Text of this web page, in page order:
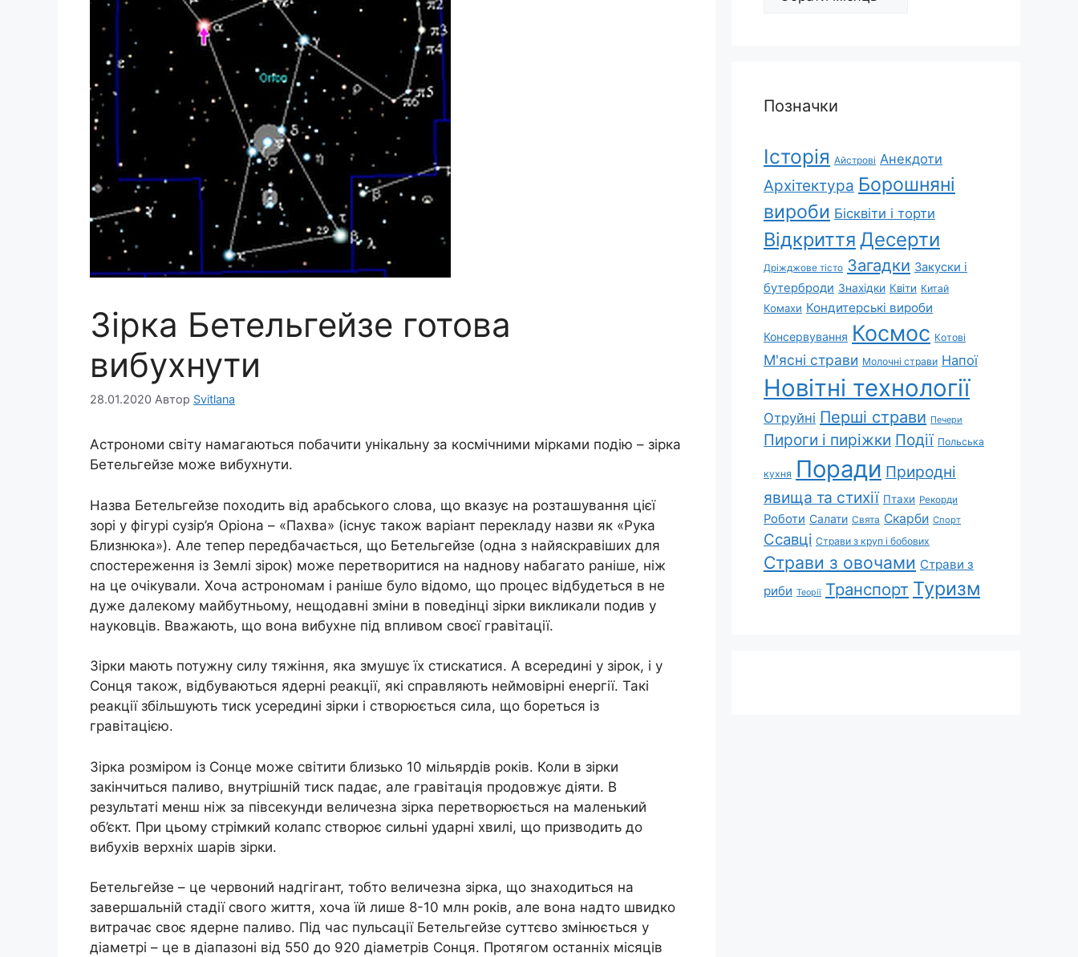
Зірка Бетельгейзе готова
вибухнути
28.01.2020 Автор Svitlana
Астрономи світу намагаються побачити унікальну за космічними мірками подію – зірка
Бетельгейзе може вибухнути.
Назва Бетельгейзе походить від арабського слова, що вказує на розташування цієї
зорі у фігурі сузір’я Оріона – «Пахва» (існує також варіант перекладу назви як «Рука
Близнюка»). Але тепер передбачається, що Бетельгейзе (одна з найяскравіших для
спостереження із Землі зірок) може перетворитися на наднову набагато раніше, ніж
на це очікували. Хоча астрономам і раніше було відомо, що процес відбудеться в не
дуже далекому майбутньому, нещодавні зміни в поведінці зірки викликали подив у
науковців. Вважають, що вона вибухне під впливом своєї гравітації.
Зірки мають потужну силу тяжіння, яка змушує їх стискатися. А всередині у зірок, і у
Сонця також, відбуваються ядерні реакції, які справляють неймовірні енергії. Такі
реакції збільшують тиск усередині зірки і створюється сила, що бореться із
гравітацією.
Зірка розміром із Сонце може світити близько 10 мільярдів років. Коли в зірки
закінчиться паливо, внутрішній тиск падає, але гравітація продовжує діяти. В
результаті менш ніж за півсекунди величезна зірка перетворюється на маленький
об’єкт. При цьому стрімкий колапс створює сильні ударні хвилі, що призводить до
вибухів верхніх шарів зірки.
Бетельгейзе – це червоний надгігант, тобто величезна зірка, що знаходиться на
завершальній стадії свого життя, хоча їй лише 8-10 млн років, але вона надто швидко
витрачає своє ядерне паливо. Під час пульсації Бетельгейзе суттєво змінюється у
діаметрі – це в діапазоні від 550 до 920 діаметрів Сонця. Протягом останніх місяців
Позначки
Історія Айстрові Анекдоти
Архітектура Борошняні
вироби Бісквіти і торти
Відкриття Десерти
Дріжджове тісто Загадки Закуски і
бутерброди Знахідки Квіти Китай
Комахи Кондитерські вироби
Консервування Космос Котові
М'ясні страви Молочні страви Напої
Новітні технології
Отруйні Перші страви Печери
Пироги і пиріжки Події Польська
кухня Поради Природні
явища та стихії Птахи Рекорди
Роботи Салати Свята Скарби Спорт
Ссавці Страви з круп і бобових
Страви з овочами Страви з
риби Теорії Транспорт Туризм